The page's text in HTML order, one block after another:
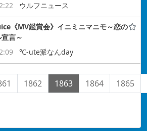
ウルフニュース
《MV鑑賞会》イニミニマニモ～恋の
言～
℃-ute派なんday
1862 1863 1864 1865